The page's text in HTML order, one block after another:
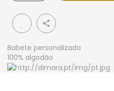
share
Babete personalizada
100% algodão